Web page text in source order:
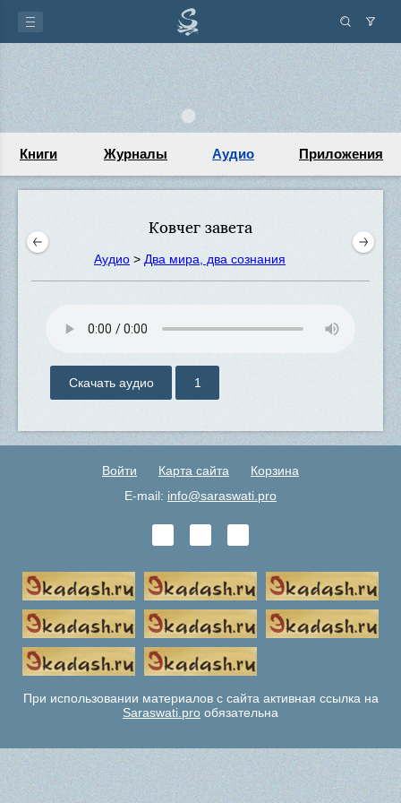
Книги Журналы Аудио Приложения
Ковчег завета
Аудио > Два мира, два сознания
Скачать аудио 1
Войти Карта сайта
Корзина
E-mail: info@saraswati.pro
При использовании материалов с сайта активная ссылка на
Saraswati.pro обязательна